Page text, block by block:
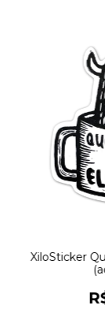
XiloSticker